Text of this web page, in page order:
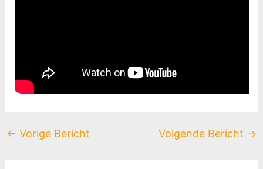
← Vorige Bericht Volgende Bericht →